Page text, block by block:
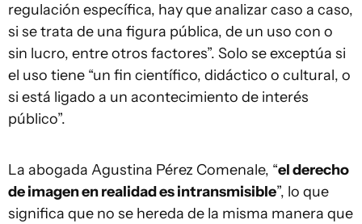
regulación específica, hay que analizar caso a caso,
si se trata de una figura pública, de un uso con o
sin lucro, entre otros factores”. Solo se exceptúa si
el uso tiene “un fin científico, didáctico o cultural, o
si está ligado a un acontecimiento de interés
público”.
La abogada Agustina Pérez Comenale, “el derecho
de imagen en realidad es intransmisible”, lo que
significa que no se hereda de la misma manera que